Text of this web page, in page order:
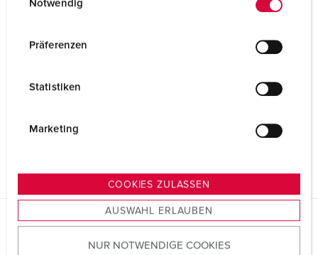
s
u
Notwendig
Präferenzen
Statistiken
Marketing
COOKIES ZULASSEN
AUSWAHL ERLAUBEN
NUR NOTWENDIGE COOKIES
DELTA-BOX combination unit 92386